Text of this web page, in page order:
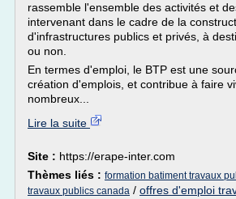
rassemble l'ensemble des activités et
intervenant dans le cadre de la
d'infrastructures publics et privés, à
ou non.
En termes d'emploi, le BTP est une
création d'emplois, et contribue à faire
nombreux...
Lire la suite
Site : https://erape-inter.com
Thèmes liés : formation batiment travaux
travaux publics canada / offres d'emploi